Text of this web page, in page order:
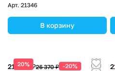
Арт. 21346
В корзину
20%
21 096 ₽26 370 ₽ -20%